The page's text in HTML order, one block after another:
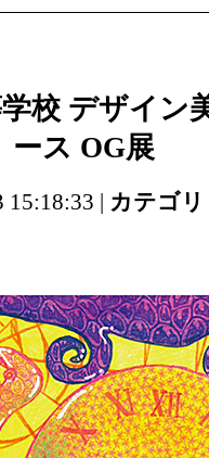
校 デザイン
ース OG展
| カテゴリ